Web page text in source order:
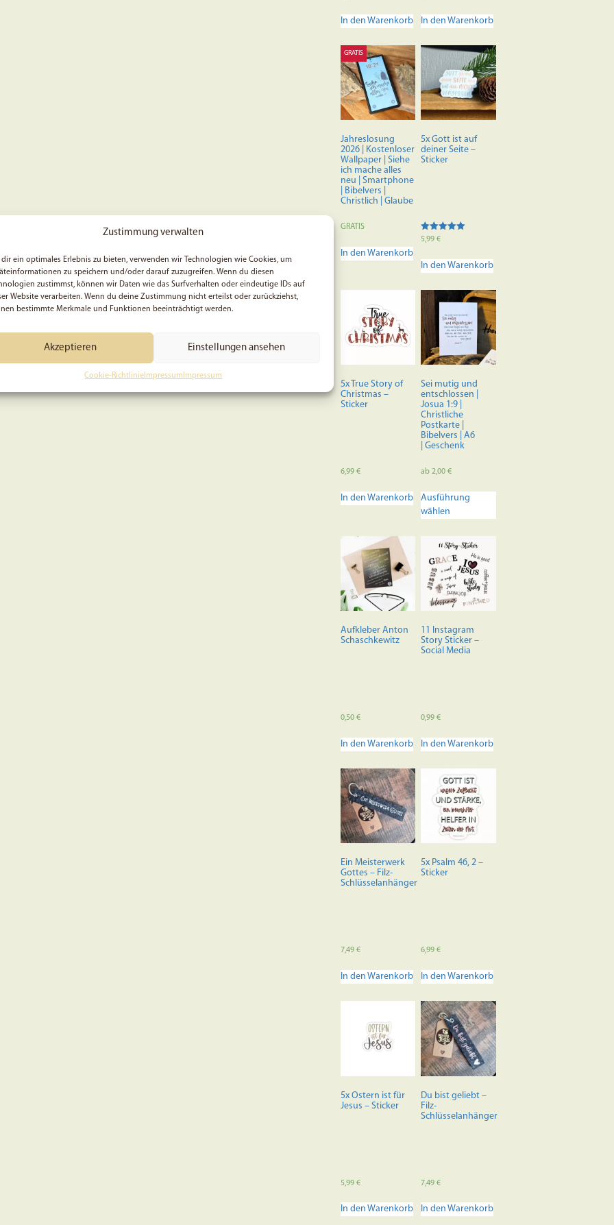
Zustimmung verwalten
dir ein optimales Erlebnis zu bieten, verwenden wir Technologien wie Cookies, um
zu speichern und/oder darauf zuzugreifen. Wenn du diesen
zustimmst, können wir Daten wie das Surfverhalten oder eindeutige IDs auf
Website verarbeiten. Wenn du deine Zustimmung nicht erteilst oder zurückziehst,
bestimmte Merkmale und Funktionen beeinträchtigt werden.
Akzeptieren Einstellungen ansehen
Cookie-Richtlinie Impressum Impressum
In den Warenkorb In den Warenkorb
GRATIS
Jahreslosung
2026 | Kostenloser
Wallpaper | Siehe
ich mache alles
neu | Smartphone
| Bibelvers |
Christlich | Glaube
GRATIS
In den Warenkorb
5x Gott ist auf
deiner Seite –
Sticker
Bewertet mit
5,99€
In den Warenkorb
5x True Story of
Christmas –
Sticker
6,99 €
In den Warenkorb
Sei mutig und
entschlossen |
Josua 1:9 |
Christliche
Postkarte |
Bibelvers | A6
| Geschenk
ab2,00€
Ausführung
wählen
auf
Aufkleber Anton
Schaschkewitz
0,50 €
In den Warenkorb
11 Instagram
Story Sticker –
Social Media
0,99€
In den Warenkorb
Ein Meisterwerk
Gottes – Filz-
Schlüsselanhänger
7,49 €
In den Warenkorb
5x Psalm 46, 2 –
Sticker
6,99€
In den Warenkorb
5x Ostern ist für
Jesus – Sticker
5,99 €
In den Warenkorb
Du bist geliebt –
Filz-
Schlüsselanhänger
7,49€
In den Warenkorb